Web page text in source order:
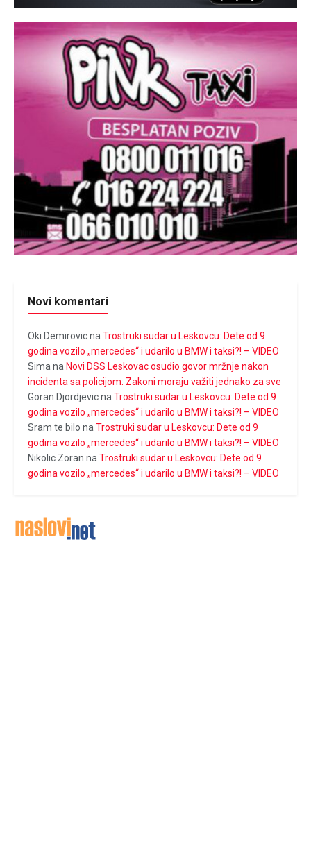
Novi komentari
Oki Demirovicna Trostruki sudar u Leskovcu: Dete od 9
godina vozilo „mercedes“ i udarilo u BMW i taksi?! – VIDEO
Sima na Novi DSS Leskovac osudio govor mržnje nakon
incidenta sa policijom: Zakoni moraju važiti jednako za sve
Goran Djordjevicna Trostruki sudar u Leskovcu: Dete od 9
godina vozilo „mercedes“ i udarilo u BMW i taksi?! – VIDEO
Sram te bilo na Trostruki sudar u Leskovcu: Dete od 9
godina vozilo „mercedes“ i udarilo u BMW i taksi?! – VIDEO
Nikolic Zoran na Trostruki sudar u Leskovcu: Dete od 9
godina vozilo „mercedes“ i udarilo u BMW i taksi?! – VIDEO